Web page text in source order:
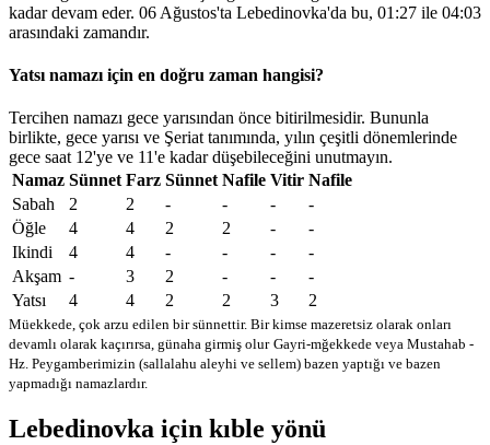
kadar devam eder. 06 Ağustos'ta Lebedinovka'da bu, 01:27 ile 04:03
arasındaki zamandır.
Yatsı namazı için en doğru zaman hangisi?
Tercihen namazı gece yarısından önce bitirilmesidir. Bununla
birlikte, gece yarısı ve Şeriat tanımında, yılın çeşitli dönemlerinde
gece saat 12'ye ve 11'e kadar düşebileceğini unutmayın.
Namaz Sünnet Farz Sünnet Nafile Vitir Nafile
Sabah
2 2 - - -
-
Öğle
4 4 2 2 -
-
Ikindi
4 4 - - -
-
Akşam - 3 2 - -
-
Yatsı
4 4 2 2 3 2
Müekkede, çok arzu edilen bir sünnettir. Bir kimse mazeretsiz olarak onları
devamlı olarak kaçırırsa, günaha girmiş olur Gayri-mğekkede veya Mustahab -
Hz. Peygamberimizin (sallalahu aleyhi ve sellem) bazen yaptığı ve bazen
yapmadığı namazlardır.
Lebedinovka için kıble yönü